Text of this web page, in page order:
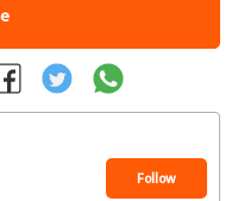
Follow